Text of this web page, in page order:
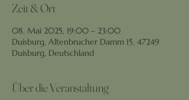
Zeit & Ort
08. Mai 2025, 19:00 – 23:00
Duisburg, Altenbrucher Damm 15, 47249
Duisburg, Deutschland
Über die Veranstaltung